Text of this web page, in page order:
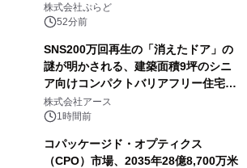
株式会社ぷらど
52分前
SNS200万回再生の「消えたドア」の
謎が明かされる、建築面積9坪のシニ
ア向けコンパクトバリアフリー住宅が
誕生
株式会社アース
1時間前
コパッケージド・オプティクス
（CPO）市場、2035年28億8,700万米